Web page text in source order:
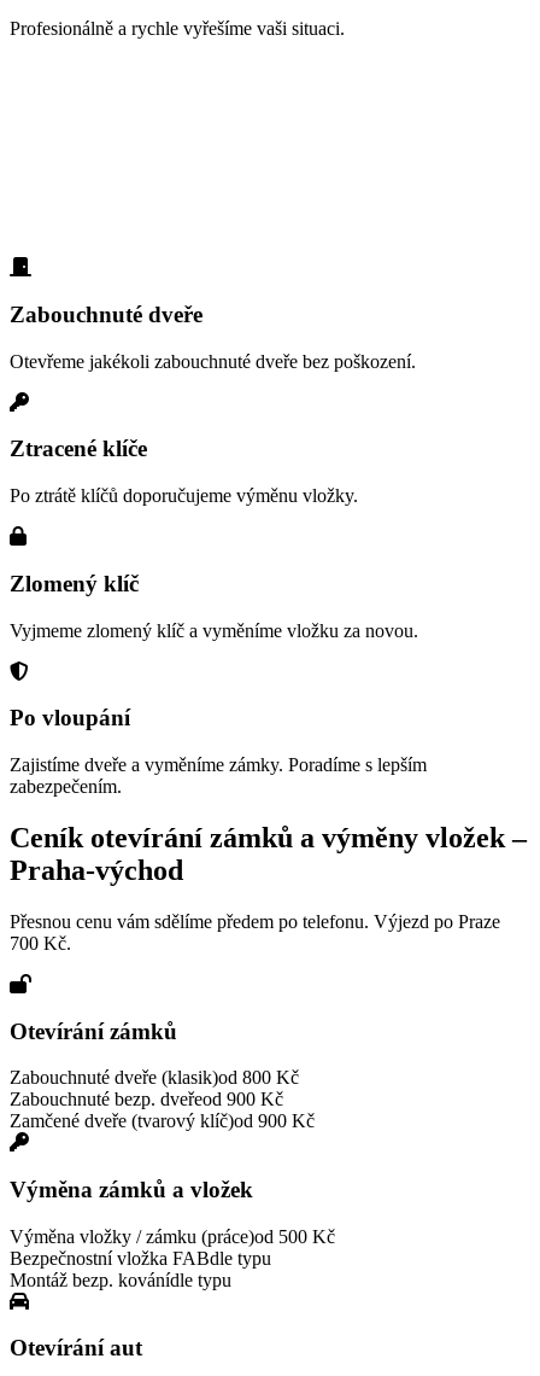
Profesionálně a rychle vyřešíme vaši situaci.
Zabouchnuté dveře
Otevřeme jakékoli zabouchnuté dveře bez poškození.
Ztracené klíče
Po ztrátě klíčů doporučujeme výměnu vložky.
Zlomený klíč
Vyjmeme zlomený klíč a vyměníme vložku za novou.
Po vloupání
Zajistíme dveře a vyměníme zámky. Poradíme s lepším
zabezpečením.
Ceník otevírání zámků a výměny vložek –
Praha-východ
Přesnou cenu vám sdělíme předem po telefonu. Výjezd po Praze
700 Kč.
Otevírání zámků
Zabouchnuté dveře (klasik)od 800 Kč
Zabouchnuté bezp. dveřeod 900 Kč
Zamčené dveře (tvarový klíč)od 900 Kč
Výměna zámků a vložek
Výměna vložky / zámku (práce)od 500 Kč
Bezpečnostní vložka FABdle typu
Montáž bezp. kovánídle typu
Otevírání aut